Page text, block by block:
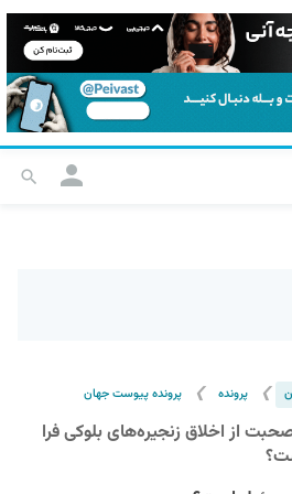
❯ پرونده ❯ پرونده پیوست جهان
از اخلاق زنجیره‌های بلوکی فرا